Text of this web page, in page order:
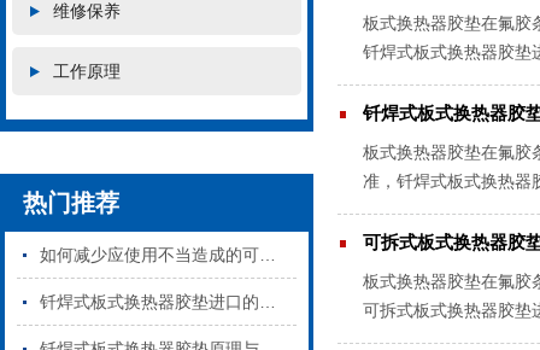
维修保养
工作原理
热门推荐
板式换热器胶垫在氟胶
钎焊式板式换热器胶垫
垫片是板式换热器的重
钎焊式板式换热器胶
板式换热器胶垫在氟胶
准，钎焊式板式换热器
换热板上的方式可分为
可拆式板式换热器胶
板式换热器胶垫在氟胶
可拆式板式换热器胶垫
热板上的方式可分为三